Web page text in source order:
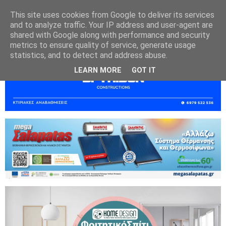
This site uses cookies from Google to deliver its services
and to analyze traffic. Your IP address and user-agent are
shared with Google along with performance and security
metrics to ensure quality of service, generate usage
statistics, and to detect and address abuse.
LEARN MORE GOT IT